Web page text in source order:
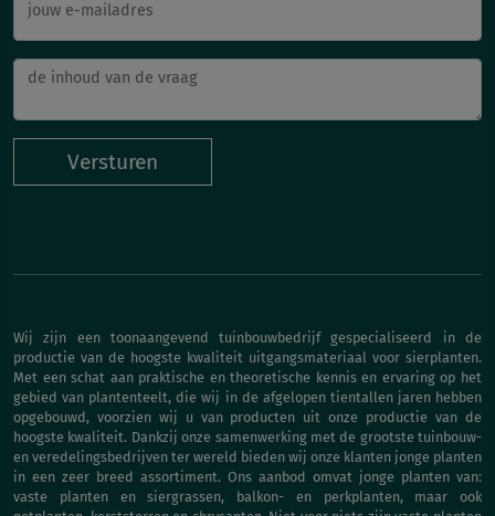
jouw e-mailadres
Versturen
Wij zijn een toonaangevend tuinbouwbedrijf gespecialiseerd in de
productie van de hoogste kwaliteit uitgangsmateriaal voor sierplanten.
Met een schat aan praktische en theoretische kennis en ervaring op het
gebied van plantenteelt, die wij in de afgelopen tientallen jaren hebben
opgebouwd, voorzien wij u van producten uit onze productie van de
hoogste kwaliteit. Dankzij onze samenwerking met de grootste tuinbouw-
en veredelingsbedrijven ter wereld bieden wij onze klanten jonge planten
in een zeer breed assortiment. Ons aanbod omvat jonge planten van:
vaste planten en siergrassen, balkon- en perkplanten, maar ook